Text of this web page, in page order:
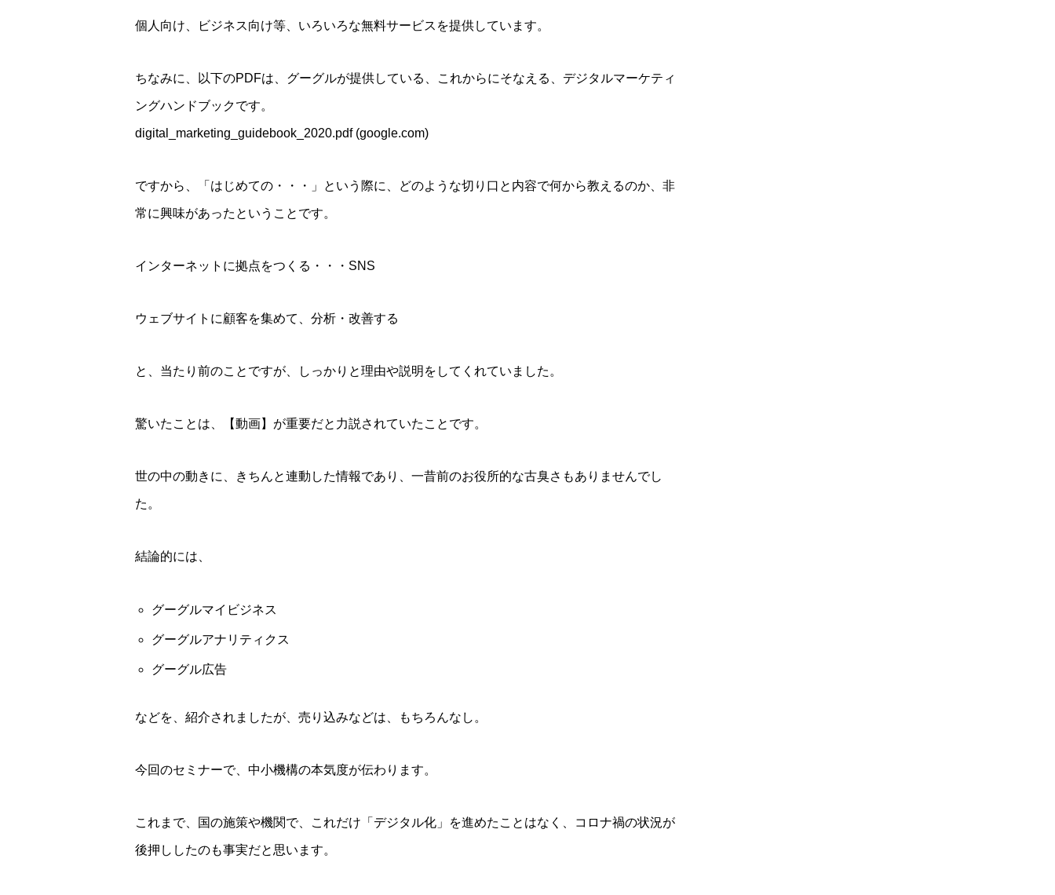
個人向け、ビジネス向け等、いろいろな無料サービスを提供しています。
ちなみに、以下のPDFは、グーグルが提供している、これからにそなえる、デジタルマーケティ
ングハンドブックです。
digital_marketing_guidebook_2020.pdf (google.com)
ですから、「はじめての・・・」という際に、どのような切り口と内容で何から教えるのか、非
常に興味があったということです。
インターネットに拠点をつくる・・・SNS
ウェブサイトに顧客を集めて、分析・改善する
と、当たり前のことですが、しっかりと理由や説明をしてくれていました。
驚いたことは、【動画】が重要だと力説されていたことです。
世の中の動きに、きちんと連動した情報であり、一昔前のお役所的な古臭さもありませんでし
た。
結論的には、
グーグルマイビジネス
グーグルアナリティクス
グーグル広告
などを、紹介されましたが、売り込みなどは、もちろんなし。
今回のセミナーで、中小機構の本気度が伝わります。
これまで、国の施策や機関で、これだけ「デジタル化」を進めたことはなく、コロナ禍の状況が
後押ししたのも事実だと思います。